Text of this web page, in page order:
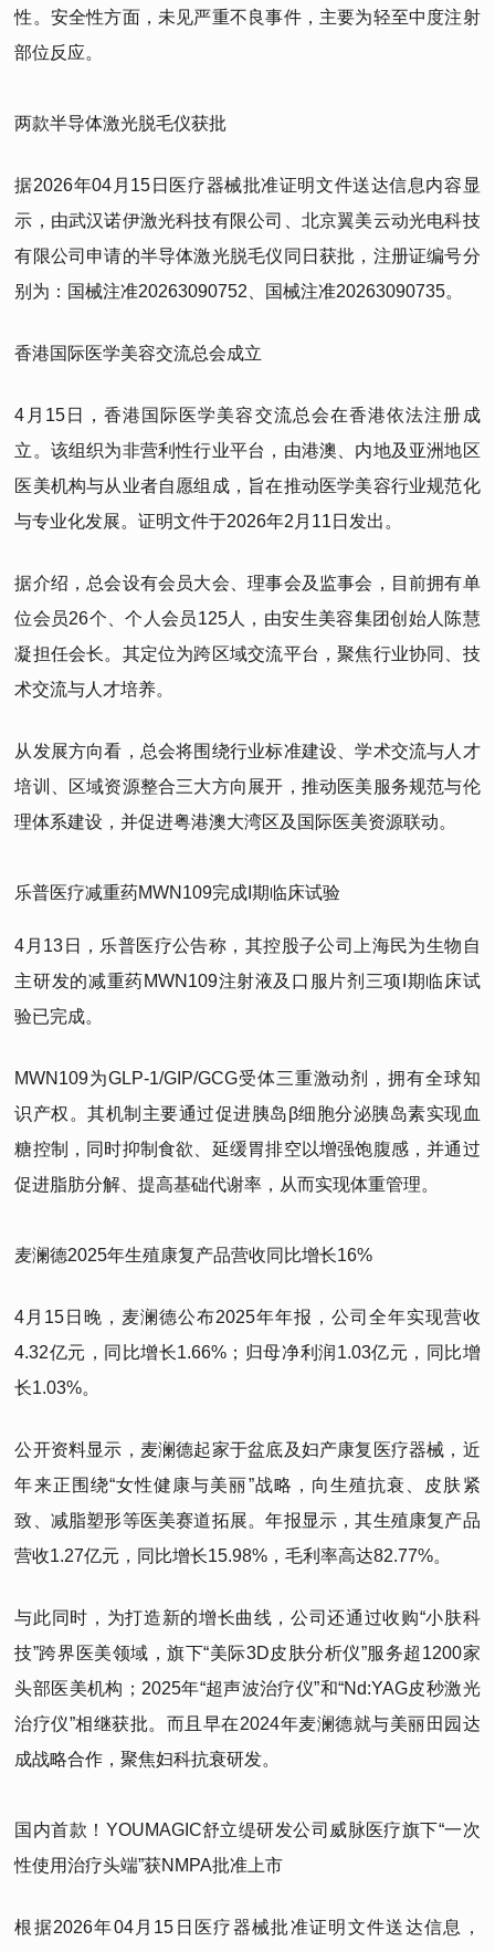
性。安全性方面，未见严重不良事件，主要为轻至中度注射
部位反应。
两款半导体激光脱毛仪获批
据2026年04月15日医疗器械批准证明文件送达信息内容显
示，由武汉诺伊激光科技有限公司、北京翼美云动光电科技
有限公司申请的半导体激光脱毛仪同日获批，注册证编号分
别为：国械注准20263090752、国械注准20263090735。
香港国际医学美容交流总会成立
4月15日，香港国际医学美容交流总会在香港依法注册成
立。该组织为非营利性行业平台，由港澳、内地及亚洲地区
医美机构与从业者自愿组成，旨在推动医学美容行业规范化
与专业化发展。证明文件于2026年2月11日发出。
据介绍，总会设有会员大会、理事会及监事会，目前拥有单
位会员26个、个人会员125人，由安生美容集团创始人陈慧
凝担任会长。其定位为跨区域交流平台，聚焦行业协同、技
术交流与人才培养。
从发展方向看，总会将围绕行业标准建设、学术交流与人才
培训、区域资源整合三大方向展开，推动医美服务规范与伦
理体系建设，并促进粤港澳大湾区及国际医美资源联动。
乐普医疗减重药MWN109完成I期临床试验
4月13日，乐普医疗公告称，其控股子公司上海民为生物自
主研发的减重药MWN109注射液及口服片剂三项I期临床试
验已完成。
MWN109为GLP-1/GIP/GCG受体三重激动剂，拥有全球知
识产权。其机制主要通过促进胰岛β细胞分泌胰岛素实现血
糖控制，同时抑制食欲、延缓胃排空以增强饱腹感，并通过
促进脂肪分解、提高基础代谢率，从而实现体重管理。
麦澜德2025年生殖康复产品营收同比增长16%
4月15日晚，麦澜德公布2025年年报，公司全年实现营收
4.32亿元，同比增长1.66%；归母净利润1.03亿元，同比增
长1.03%。
公开资料显示，麦澜德起家于盆底及妇产康复医疗器械，近
年来正围绕“女性健康与美丽”战略，向生殖抗衰、皮肤紧
致、减脂塑形等医美赛道拓展。年报显示，其生殖康复产品
营收1.27亿元，同比增长15.98%，毛利率高达82.77%。
与此同时，为打造新的增长曲线，公司还通过收购“小肤科
技”跨界医美领域，旗下“美际3D皮肤分析仪”服务超1200家
头部医美机构；2025年“超声波治疗仪”和“Nd:YAG皮秒激光
治疗仪”相继获批。而且早在2024年麦澜德就与美丽田园达
成战略合作，聚焦妇科抗衰研发。
国内首款！YOUMAGIC舒立缇研发公司威脉医疗旗下“一次
性使用治疗头端”获NMPA批准上市
根据2026年04月15日医疗器械批准证明文件送达信息，